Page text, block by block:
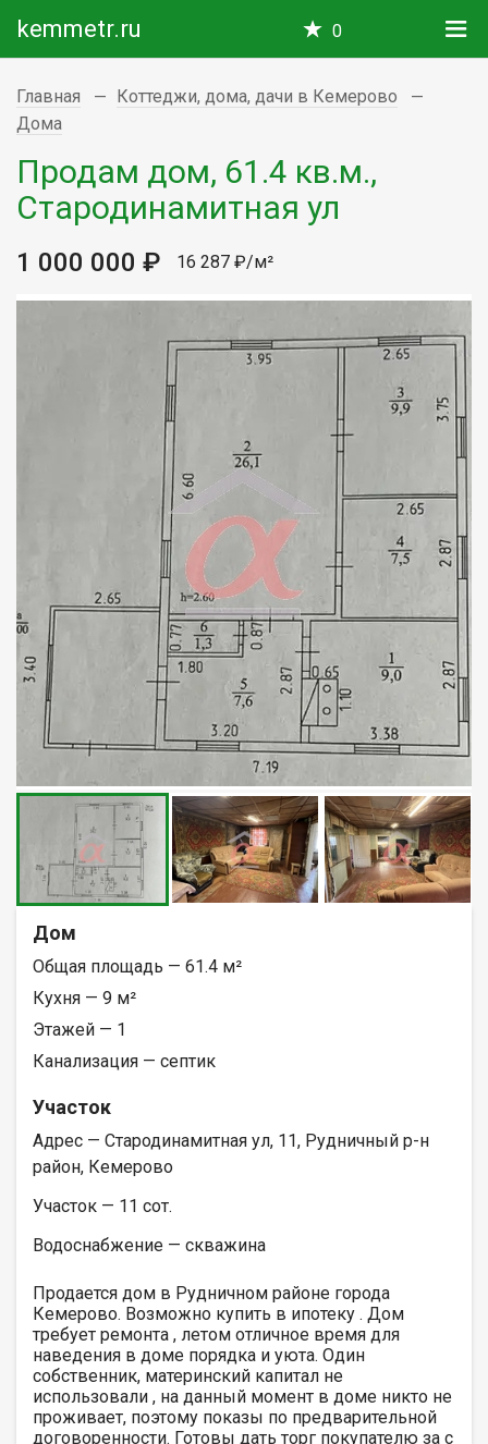
kemmetr.ru 0
Главная
Коттеджи, дома, дачи в Кемерово
Дома
Продам дом, 61.4 кв.м.,
Стародинамитная ул
1 000 000 ₽ 16 287 ₽/м²
Дом
Общая площадь — 61.4 м²
Кухня — 9 м²
Этажей — 1
Канализация — септик
Участок
Адрес — Стародинамитная ул, 11, Рудничный р-н
район, Кемерово
Участок — 11 сот.
Водоснабжение — скважина
Продается дом в Рудничном районе города
Кемерово. Возможно купить в ипотеку . Дом
требует ремонта , летом отличное время для
наведения в доме порядка и уюта. Один
собственник, материнский капитал не
использовали , на данный момент в доме никто не
проживает, поэтому показы по предварительной
договоренности. Готовы дать торг покупателю за с